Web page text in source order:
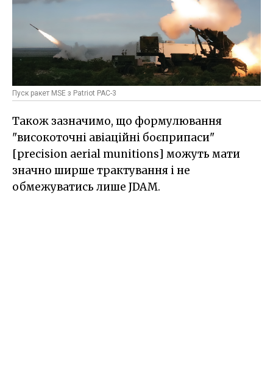
Пуск ракет MSE з Patriot PAC-3
Також зазначимо, що формулювання
"високоточні авіаційні боєприпаси"
[precision aerial munitions] можуть мати
значно ширше трактування і не
обмежуватись лише JDAM.